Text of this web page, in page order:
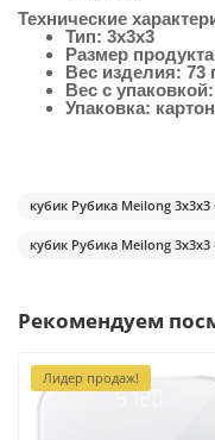
Технические
Тип: 3x3x3
Размер
Вес изделия: 73
Вес с упаковкой:
Упаковка:
кубик Рубика Meilong 3x3x3
кубик Рубика Meilong 3x3x3
Рекомендуем
Лидер продаж!